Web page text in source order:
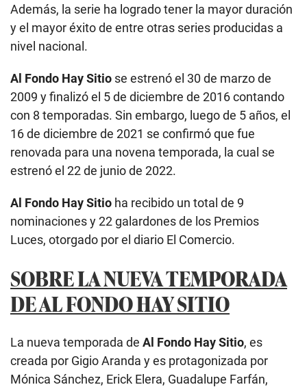
Además, la serie ha logrado tener la mayor duración
y el mayor éxito de entre otras series producidas a
nivel nacional.
Al Fondo Hay Sitio se estrenó el 30 de marzo de
2009 y finalizó el 5 de diciembre de 2016 contando
con 8 temporadas. Sin embargo, luego de 5 años, el
16 de diciembre de 2021 se confirmó que fue
renovada para una novena temporada, la cual se
estrenó el 22 de junio de 2022.
Al Fondo Hay Sitio ha recibido un total de 9
nominaciones y 22 galardones de los Premios
Luces, otorgado por el diario El Comercio.
SOBRE LA NUEVA TEMPORADA
DE AL FONDO HAY SITIO
La nueva temporada de Al Fondo Hay Sitio, es
creada por Gigio Aranda y es protagonizada por
Mónica Sánchez, Erick Elera, Guadalupe Farfán,